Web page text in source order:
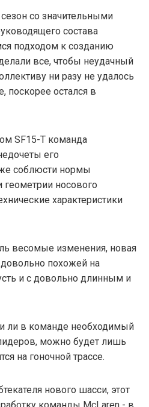
со значительными
состава
подходом к созданию
все, чтобы неудачный
ни разу не удалось
поскорее остался в
SF15-T команда
его
соблюсти нормы
носового
характеристики
весомые изменения, новая
похожей на
и с довольно длинным и
ли в команде необходимый
можно будет лишь
на гоночной трассе.
нового шасси, этот